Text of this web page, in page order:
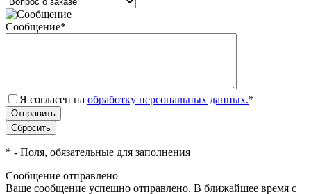
Сообщение*
Я согласен на обработку персональных данных.*
* - Поля, обязательные для заполнения
Сообщение отправлено
Ваше сообщение успешно отправлено. В ближайшее время с